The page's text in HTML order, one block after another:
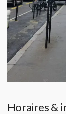
Horaires &